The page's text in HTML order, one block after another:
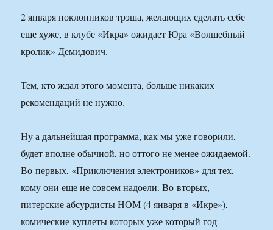
2 января поклонников трэша, желающих сделать себе
еще хуже, в клубе «Икра» ожидает Юра «Волшебный
кролик» Демидович.
Тем, кто ждал этого момента, больше никаких
рекомендаций не нужно.
Ну а дальнейшая программа, как мы уже говорили,
будет вполне обычной, но оттого не менее ожидаемой.
Во-первых, «Приключения электроников» для тех,
кому они еще не совсем надоели. Во-вторых,
питерские абсурдисты НОМ (4 января в «Икре»),
комические куплеты которых уже который год